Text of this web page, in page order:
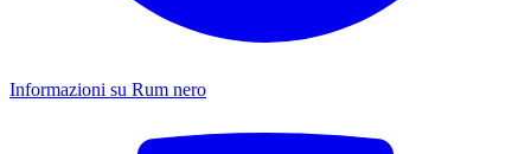
Informazioni su Rum nero